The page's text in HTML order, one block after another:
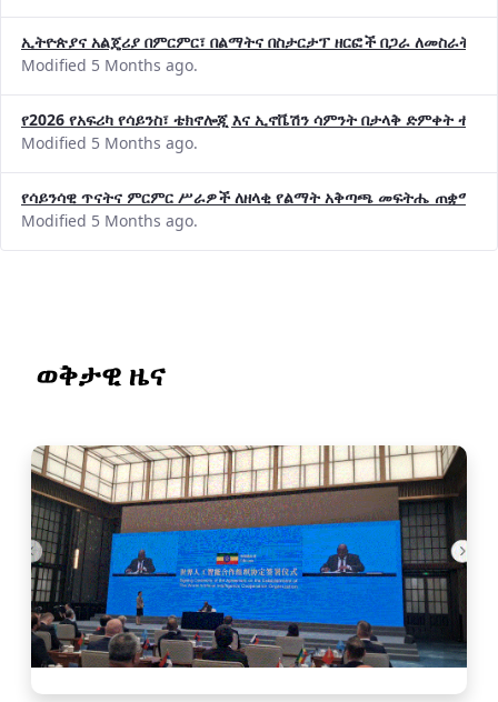
ኢትዮጵያና አልጄሪያ በምርምር፣ በልማትና በስታርታፕ ዘርፎች በጋራ ለመስራት
Modified 5 Months ago.
የ2026 የአፍሪካ የሳይንስ፣ ቴክኖሎጂ እና ኢኖቬሽን ሳምንት በታላቅ ድምቀት
Modified 5 Months ago.
የሳይንሳዊ ጥናትና ምርምር ሥራዎች ለዘላቂ የልማት አቅጣጫ መፍትሔ ጠቋሚ
Modified 5 Months ago.
ወቅታዊ ዜና